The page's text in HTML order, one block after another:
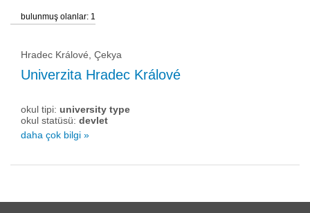
bulunmuş olanlar: 1
Hradec Králové, Çekya
Univerzita Hradec Králové
okul tipi: university type
okul statüsü: devlet
daha çok bilgi »